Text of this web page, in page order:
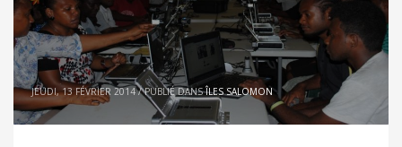
JEUDI, 13 FÉVRIER 2014 / PUBLIÉ DANS ÎLES SALOMON